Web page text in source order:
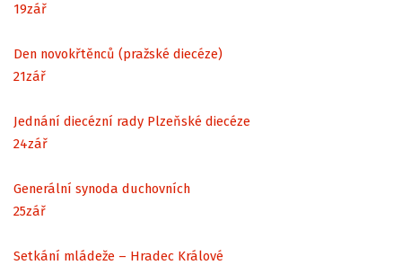
19zář
Den novokřtěnců (pražské diecéze)
21zář
Jednání diecézní rady Plzeňské diecéze
24zář
Generální synoda duchovních
25zář
Setkání mládeže – Hradec Králové